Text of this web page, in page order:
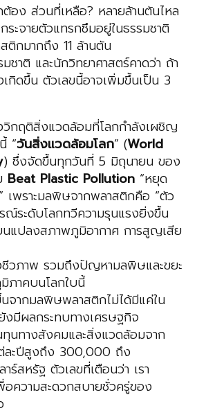
อง ส่วนที่เหลือ? หลายล้านตันไหล
ระจายตัวแทรกซึมอยู่ในธรรมชาติ
ติกมากถึง 11 ล้านตัน
ชาติ และนักวิทยาศาสตร์คาดว่า ถ้า
กิดขึ้น ตัวเลขนี้อาจเพิ่มขึ้นเป็น 3
กฤติสิ่งแวดล้อมที่โลกกำลังเผชิญ
“วันสิ่งแวดล้อมโลก” (World
) ซึ่งจัดขึ้นทุกวันที่ 5 มิถุนายน ของ
Beat Plastic Pollution “หยุด
พราะมลพิษจากพลาสติกคือ “ตัว
ณ์ระดับโลกทวีความรุนแรงยิ่งขึ้น
นแปลงสภาพภูมิอากาศ การสูญเสีย
ชีวภาพ รวมถึงปัญหามลพิษและขยะ
ภาคบนโลกใบนี้
จากมลพิษพลาสติกไม่ได้มีแค่ใน
มีผลกระทบทางเศรษฐกิจ
นทางสังคมและสิ่งแวดล้อมจาก
ละปีสูงถึง 300,000 ถึง
สหรัฐ ตัวเลขที่เตือนว่า เรา
อความสะดวกสบายชั่วครู่ของ